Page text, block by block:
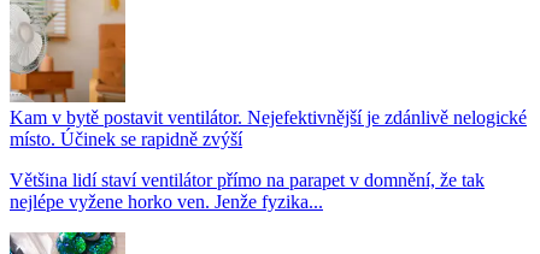
Kam v bytě postavit ventilátor. Nejefektivnější je zdánlivě nelogické
místo. Účinek se rapidně zvýší
Většina lidí staví ventilátor přímo na parapet v domnění, že tak
nejlépe vyžene horko ven. Jenže fyzika...